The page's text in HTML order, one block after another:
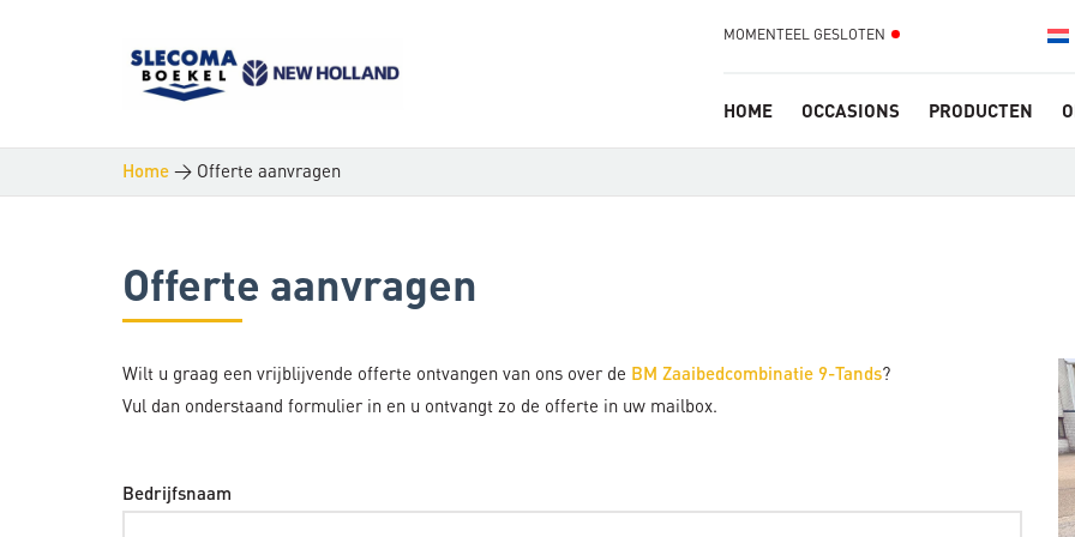
MOMENTEEL GESLOTEN
HOME OCCASIONS PRODUCTEN
Home > Offerte aanvragen
Offerte aanvragen
Wilt u graag een vrijblijvende offerte ontvangen van ons over de BM Zaaibedcombinatie 9-Tands?
Vul dan onderstaand formulier in en u ontvangt zo de offerte in uw mailbox.
Bedrijfsnaam